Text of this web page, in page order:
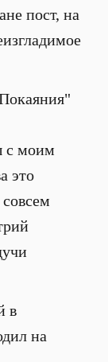
пост, на
с моим
это
в
на